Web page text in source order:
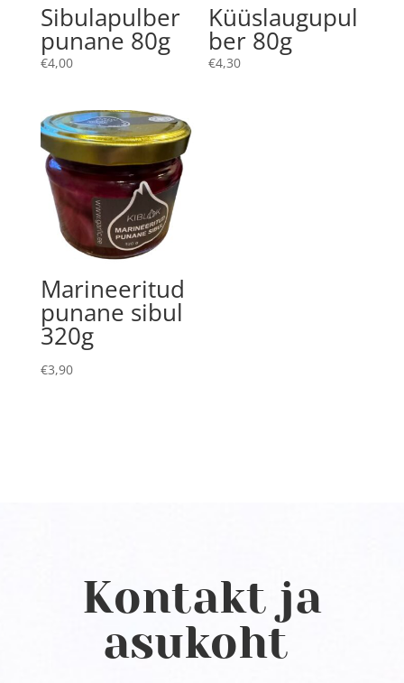
Sibulapulber
punane 80g
€4,00
Küüslaugupul
ber 80g
€4,30
Marineeritud
punane sibul
320g
€3,90
Kontakt ja
asukoht